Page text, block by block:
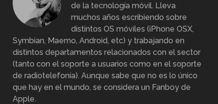
de la tecnología móvil. Lleva
muchos años escribiendo sobre
distintos OS móviles (iPhone OSX,
Symbian, Maemo, Android, etc) y trabajando en
distintos departamentos relacionados con el sector
(tanto con el soporte a usuarios como en el soporte
de radiotelefonía). Aunque sabe que no es lo único
que hay en el mundo, se considera un Fanboy de
Apple.